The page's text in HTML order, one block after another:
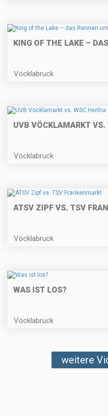
KING OF THE LAKE –
Vöcklabruck
UVB VÖCKLAMARKT VS.
Vöcklabruck
ATSV ZIPF VS. TSV
Vöcklabruck
WAS IST LOS?
Vöcklabruck
weitere